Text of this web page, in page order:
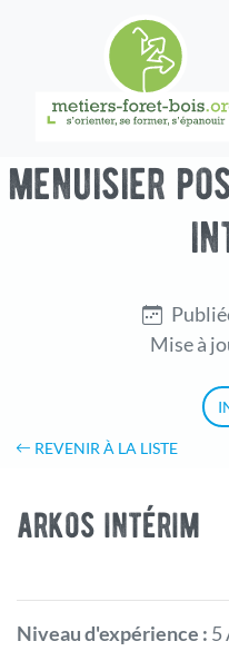
menuisier
Mise à
REVENIR À LA LISTE
arkos intérim
Niveau d'expérience : 5